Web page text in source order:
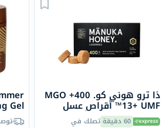
ذا ترو هوني كو. 400+ MGO
13+ UMF™ أقراص عسل
مانوكا 2.8 جرام 8 أقراص60 دقيقة تصلك في
Gel